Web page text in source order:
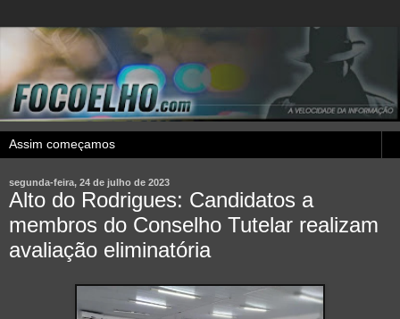
segunda-feira, 24 de julho de 2023
Alto do Rodrigues: Candidatos a
membros do Conselho Tutelar realizam
avaliação eliminatória